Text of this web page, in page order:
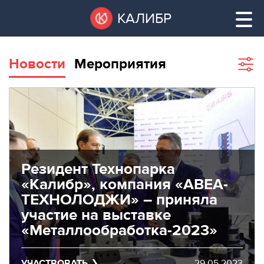
все
к
ВАКАНТНЫЕ ПЛОЩАДИ
ТЕХНОПАРК
АРЕНДА ПОМЕЩЕНИЙ
КОНФЕРЕНЦ-ЗАЛЫ
НОВОСТИ
КАЛИБР
ПЛОЩАДИ
ТЕХНОПАРК
КОНФЕРЕНЦ-
ЗАЛЫ
НОВОСТИ
О
КАЛИБРЕ
Новости Мероприятия
Резидент Технопарка
«Калибр», компания «АВЕА-
ТЕХНОЛОДЖИ» – приняла
участие на выставке
«Металлообработка-2023»